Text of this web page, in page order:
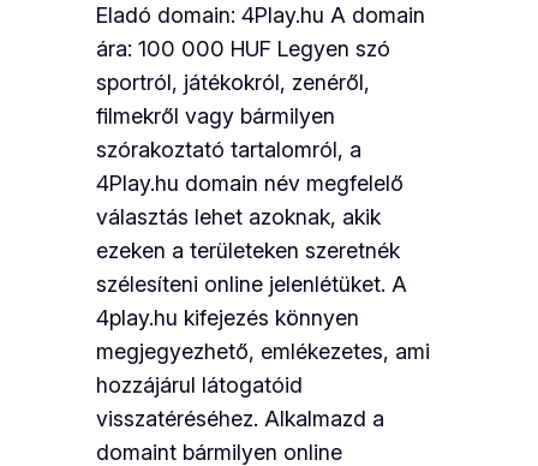
Eladó domain: 4Play.hu A domain
ára: 100 000 HUF Legyen szó
sportról, játékokról, zenéről,
filmekről vagy bármilyen
szórakoztató tartalomról, a
4Play.hu domain név megfelelő
választás lehet azoknak, akik
ezeken a területeken szeretnék
szélesíteni online jelenlétüket. A
4play.hu kifejezés könnyen
megjegyezhető, emlékezetes, ami
hozzájárul látogatóid
visszatéréséhez. Alkalmazd a
domaint bármilyen online